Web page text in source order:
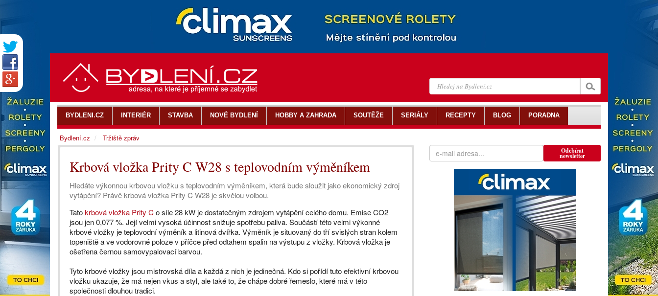
Krbová vložka Prity C W28 s teplovodním výměníkem
Hledáte výkonnou krbovou vložku s teplovodním výměníkem, která bude sloužit jako ekonomický zdroj
vytápění? Právě krbová vložka Prity C W28 je skvělou volbou.
Tatokrbová vložka Prity C o síle 28 kW je dostatečným zdrojem vytápění celého domu. Emise CO2
jsou jen 0,077 %. Její velmi vysoká účinnost snižuje spotřebu paliva. Součástí této velmi výkonné
krbové vložky je teplovodní výměník a litinová dvířka. Výměník je situovaný do tří svislých stran kolem
topeniště a ve vodorovné poloze v příčce před odtahem spalin na výstupu z vložky. Krbová vložka je
ošetřena černou samovypalovací barvou.
Tyto krbové vložky jsou mistrovská díla a každá z nich je jedinečná. Kdo si pořídí tuto efektivní krbovou
vložku ukazuje, že má nejen vkus a styl, ale také to, že chápe dobré řemeslo, které má v této
společnosti dlouhou tradici.
Odebírat
newsletter
BYDLENI.CZ INTERIÉR STAVBA NOVÉ BYDLENÍ HOBBY A ZAHRADA SOUTĚŽE SERIÁLY RECEPTY BLOG PORADNA
Bydlení.cz Tržiště zpráv